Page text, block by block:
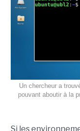
Un chercheur a
pouvant aboutir à la
Si les